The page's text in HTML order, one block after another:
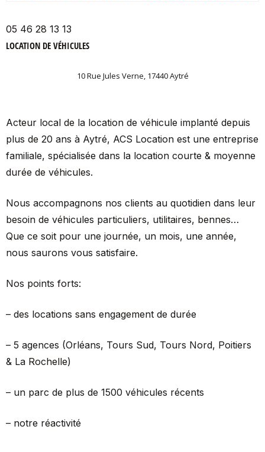
05 46 28 13 13
LOCATION DE VÉHICULES
10 Rue Jules Verne, 17440 Aytré
Acteur local de la location de véhicule implanté depuis
plus de 20 ans à Aytré, ACS Location est une entreprise
familiale, spécialisée dans la location courte & moyenne
durée de véhicules.
Nous accompagnons nos clients au quotidien dans leur
besoin de véhicules particuliers, utilitaires, bennes…
Que ce soit pour une journée, un mois, une année,
nous saurons vous satisfaire.
Nos points forts:
– des locations sans engagement de durée
– 5 agences (Orléans, Tours Sud, Tours Nord, Poitiers
& La Rochelle)
– un parc de plus de 1500 véhicules récents
– notre réactivité